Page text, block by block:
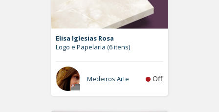
Elisa Iglesias Rosa
Logo e Papelaria (6 itens)
Medeiros Arte Off